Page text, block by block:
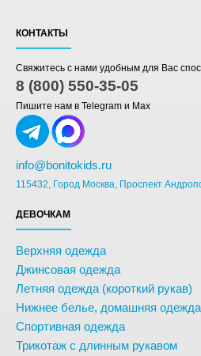
КОНТАКТЫ
Свяжитесь с нами удобным для Вас
8 (800) 550-35-05
Пишите нам в Telegram и Max
info@bonitokids.ru
115432, Город Москва, Проспект
ДЕВОЧКАМ
Верхняя одежда
Джинсовая одежда
Летняя одежда (короткий рукав)
Нижнее белье, домашняя одежда
Спортивная одежда
Трикотаж с длинным рукавом